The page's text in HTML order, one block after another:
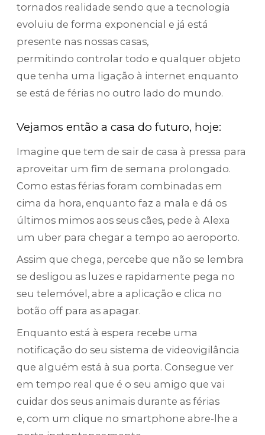
tornados realidade sendo que a tecnologia
evoluiu de forma exponencial e já está
presente nas nossas casas,
permitindo controlar todo e qualquer objeto
que tenha uma ligação à internet enquanto
se está de férias no outro lado do mundo.
Vejamos então a casa do futuro, hoje:
Imagine que tem de sair de casa à pressa para
aproveitar um fim de semana prolongado.
Como estas férias foram combinadas em
cima da hora, enquanto faz a mala e dá os
últimos mimos aos seus cães, pede à Alexa
um uber para chegar a tempo ao aeroporto.
Assim que chega, percebe que não se lembra
se desligou as luzes e rapidamente pega no
seu telemóvel, abre a aplicação e clica no
botão off para as apagar.
Enquanto está à espera recebe uma
notificação do seu sistema de videovigilância
que alguém está à sua porta. Consegue ver
em tempo real que é o seu amigo que vai
cuidar dos seus animais durante as férias
e, com um clique no smartphone abre-lhe a